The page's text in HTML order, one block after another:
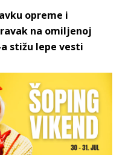
opreme i
na omiljenoj
stižu lepe vesti